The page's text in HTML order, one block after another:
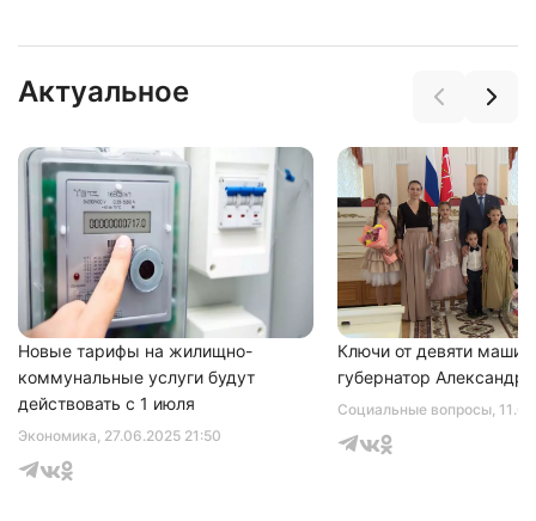
Актуальное
Экономика, 27.06.2025 21:50
Новые тарифы на жилищно-
коммунальные услуги будут
действовать с 1 июля
Социальные вопросы,
Ключи от девяти машин
губернатор Александр